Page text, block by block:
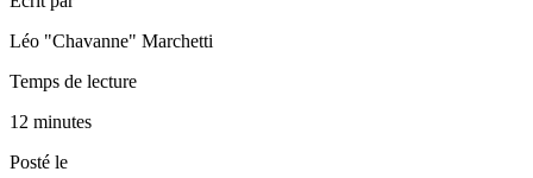
Léo "Chavanne" Marchetti
Temps de lecture
12 minutes
Posté le